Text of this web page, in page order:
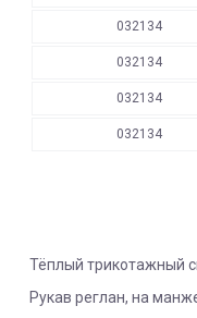
032134
032134
032134
032134
Тёплый трикотажный
Рукав реглан, на